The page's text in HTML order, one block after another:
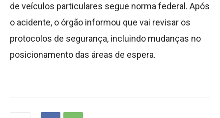
de veículos particulares segue norma federal. Após
o acidente, o órgão informou que vai revisar os
protocolos de segurança, incluindo mudanças no
posicionamento das áreas de espera.